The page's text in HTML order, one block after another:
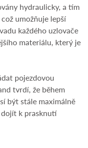
hydraulicky, a tím
umožňuje lepší
každého uzlovače
materiálu, který je
pojezdovou
tvrdí, že během
být stále maximálně
dojít k prasknutí